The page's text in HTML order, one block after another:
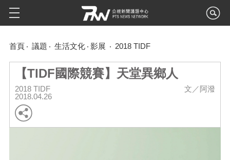
首頁 議題 生活文化 影展 2018 TIDF
【TIDF國際競賽】天堂異鄉人
2018 TIDF
2018.04.26
文／阿潑